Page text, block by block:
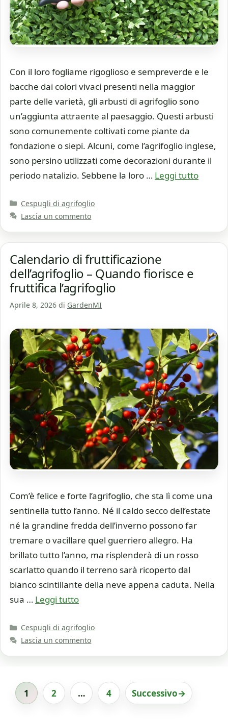
Con il loro fogliame rigoglioso e sempreverde e le
bacche dai colori vivaci presenti nella maggior
parte delle varietà, gli arbusti di agrifoglio sono
un’aggiunta attraente al paesaggio. Questi arbusti
sono comunemente coltivati come piante da
fondazione o siepi. Alcuni, come l’agrifoglio inglese,
sono persino utilizzati come decorazioni durante il
periodo natalizio. Sebbene la loro … Leggi tutto
Categorie
Cespugli di agrifoglio
Lascia un commento
Calendario di fruttificazione
dell’agrifoglio – Quando fiorisce e
fruttifica l’agrifoglio
Aprile 8, 2026 di GardenMI
Com’è felice e forte l’agrifoglio, che sta lì come una
sentinella tutto l’anno. Né il caldo secco dell’estate
né la grandine fredda dell’inverno possono far
tremare o vacillare quel guerriero allegro. Ha
brillato tutto l’anno, ma risplenderà di un rosso
scarlatto quando il terreno sarà ricoperto dal
bianco scintillante della neve appena caduta. Nella
sua … Leggi tutto
Categorie
Cespugli di agrifoglio
Lascia un commento
Pagina
1 Pagina
2 … Pagina
4 Successivo→